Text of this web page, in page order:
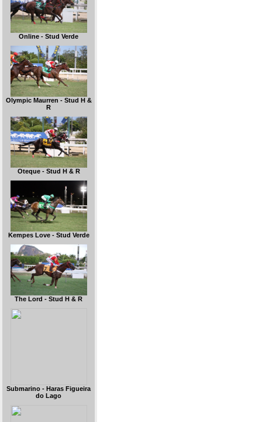
Online - Stud Verde
Olympic Maurren - Stud H &
R
Oteque - Stud H & R
Kempes Love - Stud Verde
The Lord - Stud H & R
Submarino - Haras Figueira
do Lago